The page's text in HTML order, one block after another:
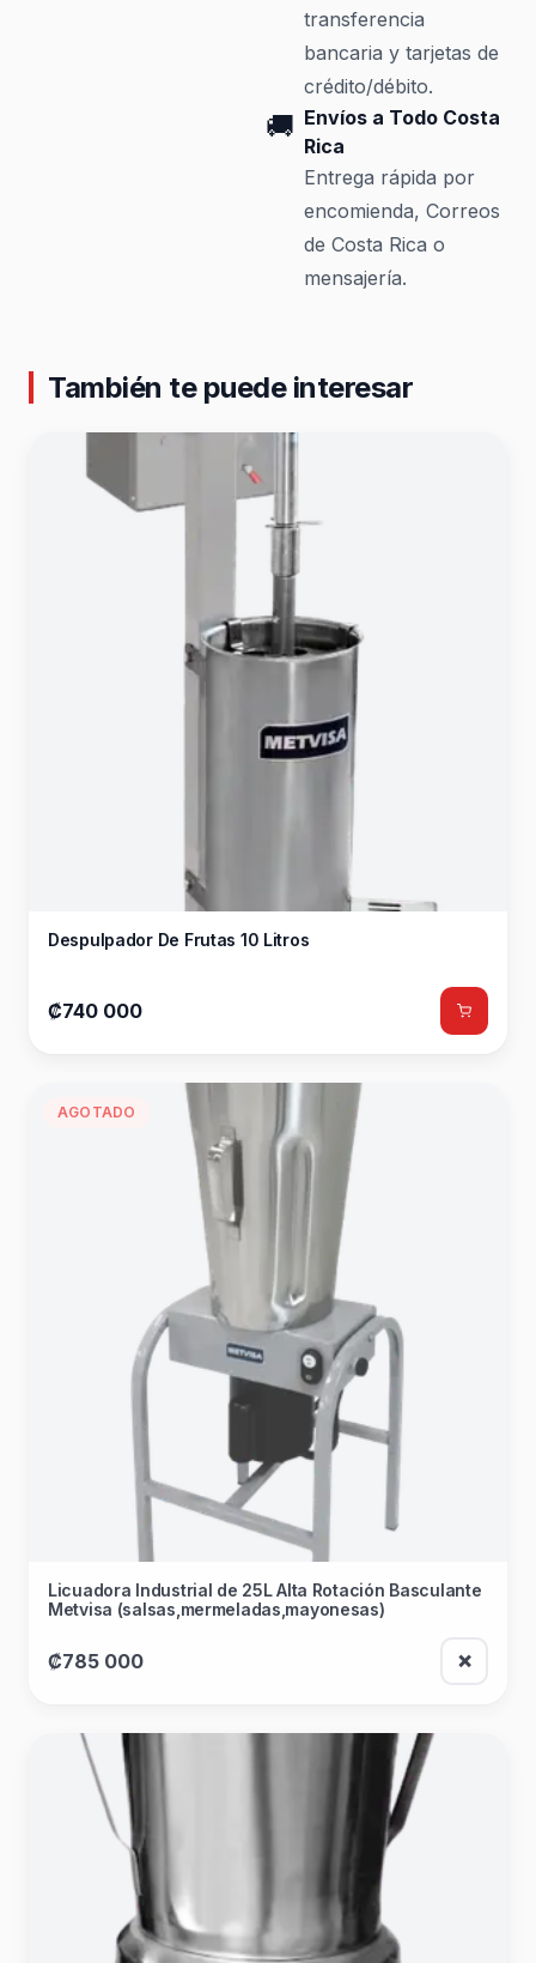
transferencia
bancaria y tarjetas de
crédito/débito.
🚚 Envíos a Todo Costa
Rica
Entrega rápida por
encomienda, Correos
de Costa Rica o
mensajería.
También te puede interesar
Despulpador De Frutas 10 Litros
₡740 000
AGOTADO
Licuadora Industrial de 25L Alta Rotación Basculante
Metvisa (salsas,mermeladas,mayonesas)
₡785 000 ❌